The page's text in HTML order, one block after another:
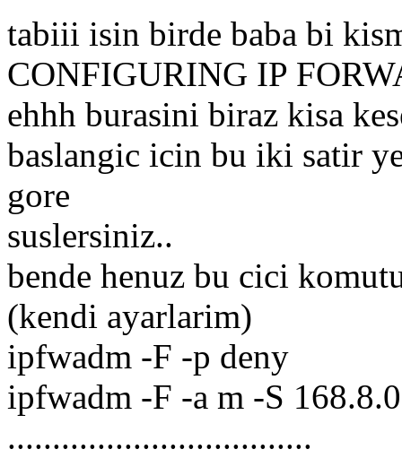
tabiii isin birde baba bi
CONFIGURING IP
ehhh burasini biraz kisa
baslangic icin bu iki satir
gore
suslersiniz..
bende henuz bu cici
(kendi ayarlarim)
ipfwadm -F -p deny
ipfwadm -F -a m -S
..................................